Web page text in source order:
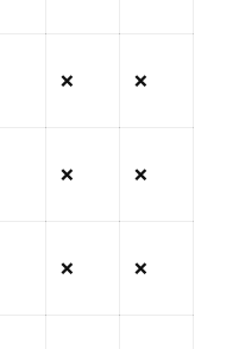
❌ ❌
❌ ❌
❌ ❌